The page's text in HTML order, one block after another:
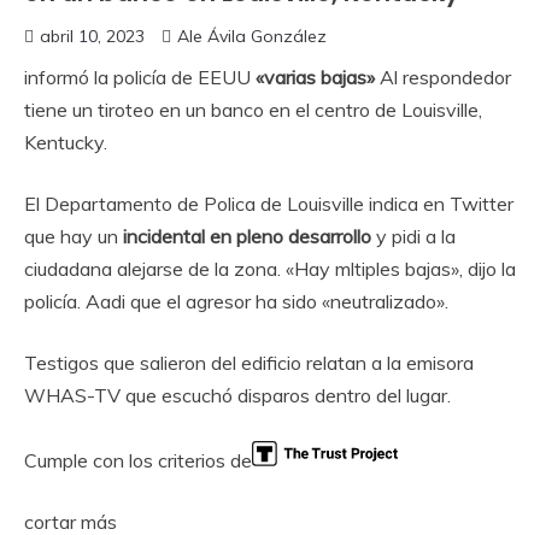
abril 10, 2023 Ale Ávila González
informó la policía de EEUU «varias bajas»Al respondedor
tiene un tiroteo en un banco en el centro de Louisville,
Kentucky.
El Departamento de Polica de Louisville indica en Twitter
que hay un incidental en pleno desarrollo y pidi a la
ciudadana alejarse de la zona. «Hay mltiples bajas», dijo la
policía. Aadi que el agresor ha sido «neutralizado».
Testigos que salieron del edificio relatan a la emisora ​​
WHAS-TV que escuchó disparos dentro del lugar.
Cumple con los criterios de
cortar más